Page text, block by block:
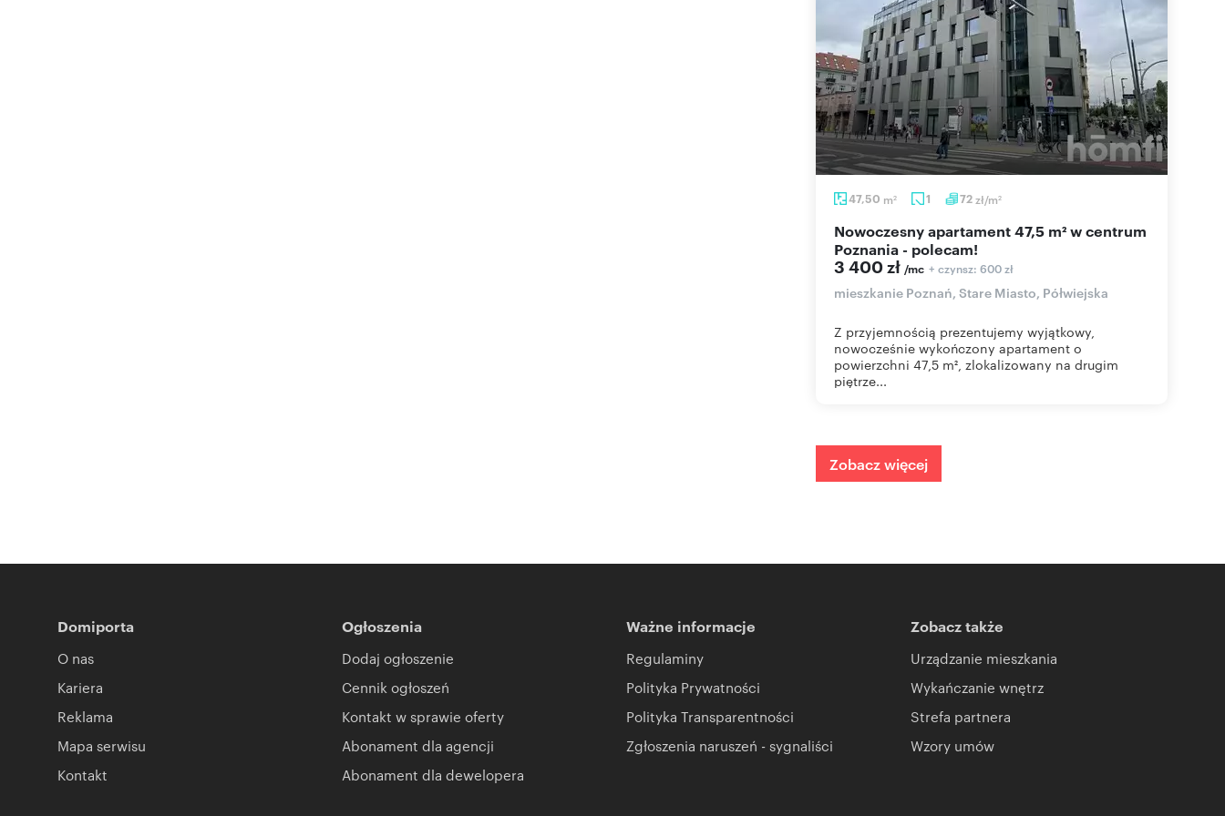
47,50 m2 1 72zł/m2
Nowoczesny apartament 47,5 m² w centrum
Poznania - polecam!
3 400 zł /mc + czynsz: 600 zł
mieszkanie Poznań, Stare Miasto, Półwiejska
Z przyjemnością prezentujemy wyjątkowy,
nowocześnie wykończony apartament o
powierzchni 47,5 m², zlokalizowany na drugim
piętrze...
Zobacz więcej
Domiporta
O nas
Kariera
Reklama
Mapa serwisu
Kontakt
Ogłoszenia
Dodaj ogłoszenie
Cennik ogłoszeń
Kontakt w sprawie oferty
Abonament dla agencji
Abonament dla dewelopera
Ważne informacje
Regulaminy
Polityka Prywatności
Polityka Transparentności
Zgłoszenia naruszeń - sygnaliści
Zobacz także
Urządzanie mieszkania
Wykańczanie wnętrz
Strefa partnera
Wzory umów